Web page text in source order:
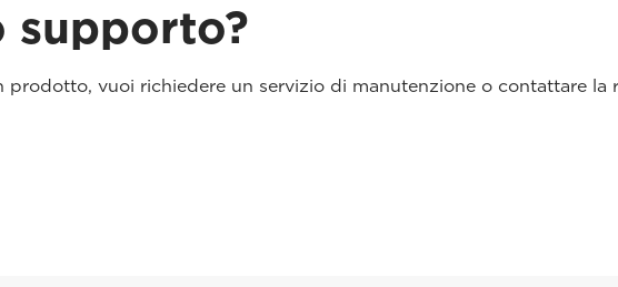
supporto?
prodotto, vuoi richiedere un servizio di manutenzione o contattare